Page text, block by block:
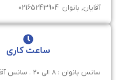
آقایان, بانوان 02165243904
ساعت کاری
سانس بانوان : ۸ الی ۲۰ . سانس آقایان : ۲۰ الی ۲۴